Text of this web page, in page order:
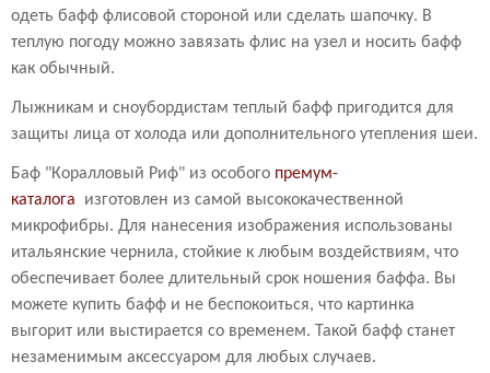
одеть бафф флисовой стороной или сделать шапочку. В
теплую погоду можно завязать флис на узел и носить бафф
как обычный.
Лыжникам и сноубордистам теплый бафф пригодится для
защиты лица от холода или дополнительного утепления шеи.
Баф "Коралловый Риф" из особого премум-
каталога изготовлен из самой высококачественной
микрофибры. Для нанесения изображения использованы
итальянские чернила, стойкие к любым воздействиям, что
обеспечивает более длительный срок ношения баффа. Вы
можете купить бафф и не беспокоиться, что картинка
выгорит или выстирается со временем. Такой бафф станет
незаменимым аксессуаром для любых случаев.